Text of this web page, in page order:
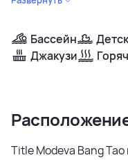
Бассейн
Джакузи
Title Modeva Bang